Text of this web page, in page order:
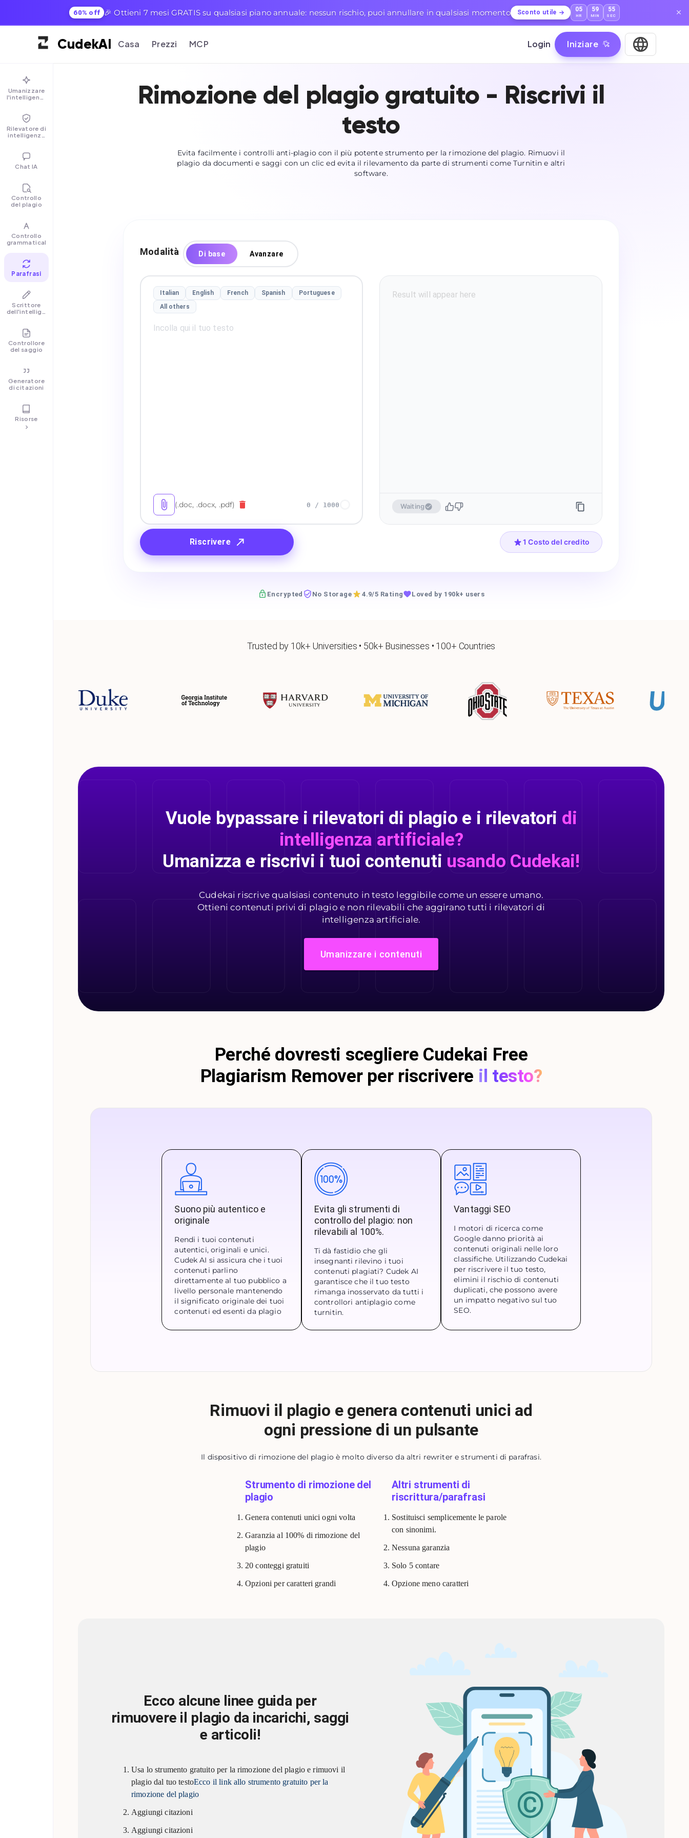
60% off 🎉 Ottieni 7 mesi GRATIS su qualsiasi piano annuale: nessun rischio, puoi annullare in qualsiasi momento Sconto utile 05
HR
59
MIN
54
SEC
CudekAI Casa Prezzi MCP Login Iniziare
Umanizzare
l'intelligenza
Rilevatore di
intelligenza
Chat IA
Controllo
del plagio
Controllo
grammaticale
Parafrasi
Scrittore
dell'intelligenza
Controllore
del saggio
Generatore
di citazioni
Risorse
Rimozione del plagio gratuito - Riscrivi il
testo
Evita facilmente i controlli anti-plagio con il più potente strumento per la rimozione del plagio. Rimuovi il
plagio da documenti e saggi con un clic ed evita il rilevamento da parte di strumenti come Turnitin e altri
software.
Modalità Di base Avanzare
Italian English French Spanish
Portuguese
All others
(.doc, .docx, .pdf) 0 / 1000 Waiting
Riscrivere 1 Costo del credito
Encrypted No Storage 4.9/5 Rating Loved by 190k+ users
Trusted by 10k+ Universities • 50k+ Businesses • 100+ Countries
Vuole bypassare i rilevatori di plagio e i rilevatori di
intelligenza artificiale?
Umanizza e riscrivi i tuoi contenuti usando Cudekai!
Cudekai riscrive qualsiasi contenuto in testo leggibile come un essere umano.
Ottieni contenuti privi di plagio e non rilevabili che aggirano tutti i rilevatori di
intelligenza artificiale.
Umanizzare i contenuti
Perché dovresti scegliere Cudekai Free
Plagiarism Remover per riscrivere il testo?
Suono più autentico e
originale
Rendi i tuoi contenuti
autentici, originali e unici.
Cudek AI si assicura che i tuoi
contenuti parlino
direttamente al tuo pubblico a
livello personale mantenendo
il significato originale dei tuoi
contenuti ed esenti da plagio
Evita gli strumenti di
controllo del plagio: non
rilevabili al 100%.
Ti dà fastidio che gli
insegnanti rilevino i tuoi
contenuti plagiati? Cudek AI
garantisce che il tuo testo
rimanga inosservato da tutti i
controllori antiplagio come
turnitin.
Vantaggi SEO
I motori di ricerca come
Google danno priorità ai
contenuti originali nelle loro
classifiche. Utilizzando Cudekai
per riscrivere il tuo testo,
elimini il rischio di contenuti
duplicati, che possono avere
un impatto negativo sul tuo
SEO.
Rimuovi il plagio e genera contenuti unici ad
ogni pressione di un pulsante
Il dispositivo di rimozione del plagio è molto diverso da altri rewriter e strumenti di parafrasi.
Strumento di rimozione del
plagio
Genera contenuti unici ogni volta
Garanzia al 100% di rimozione del
plagio
20 conteggi gratuiti
Opzioni per caratteri grandi
Altri strumenti di
riscrittura/parafrasi
Sostituisci semplicemente le parole
con sinonimi.
Nessuna garanzia
Solo 5 contare
Opzione meno caratteri
Ecco alcune linee guida per
rimuovere il plagio da incarichi, saggi
e articoli!
Usa lo strumento gratuito per la rimozione del plagio e rimuovi il
plagio dal tuo testoEcco il link allo strumento gratuito per la
rimozione del plagio
Aggiungi citazioni
Aggiungi citazioni